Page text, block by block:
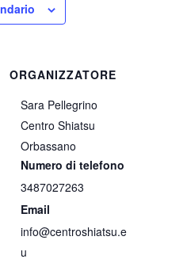
ORGANIZZATORE
Sara Pellegrino
Centro Shiatsu
Orbassano
Numero di telefono
3487027263
Email
info@centroshiatsu.e
u